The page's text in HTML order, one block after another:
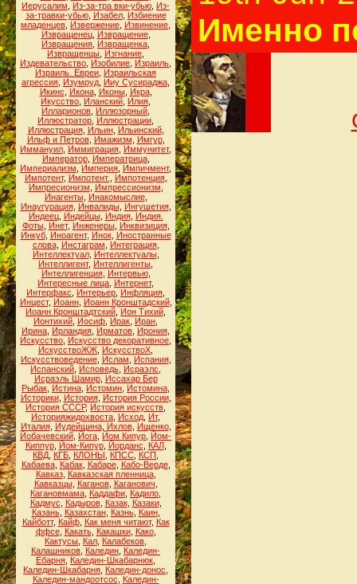
Иерусалим
Из-за-тра вки-убью Из-
за-травки-убью, Изабел, Избиение
младенцев Извержение Извинение
Извращенец, Извращение,
Извращения Извращенка
Извращенцы Изгнание
Издевательство Изобилие Израиль
Израиль. Евреи Израильская
агрессия Изумруд Ииу Сусираджа
Икинс
Икона, Иконы, Икра,
Икусство Иланский Илия
Илларионов Иллюзорный
Иллюстратор Иллюстрации
Иллюстрация, Ильин, Ильинский,
Ильф и Петров, Имажизм Имгур,
Иммануил Иммиграция Иммунитет,
Император, Императрица,
Империализм
Империя Импичмент,
Импотент, Импотент. Импотенция,
Импресионизм
Импрессионизм
Инагенты, Инакомыслие,
Инаугурация, Инвалиды, Ингушетия,
Индеец, Индейцы, Индия, Индия.
Фоты, Инет, Инженеры, Инквизиция,
Инкуб, Иноагент, Инок, Иностранные
слова, Инстаграм Интеграция,
Интеллектуал, Интеллектуалы,
Интеллигент, Интеллигенты
Интеллигенция, Интервью,
Интересные лица Интернет,
Интерфакс
Интерьер Инфляция
Инцест, Иоанн, Иоанн Кронштадский,
Иоанн Кронштадтский Ион Тихий
Ионтихий Иосиф Ирак Иран
Ирина Ирландия Ирматов Ирония
Искусство Искусство декоративное
ИскусствоЖЖ ИскусствоХ
Искусствоведение, Ислам Испания,
Испанский Исповедь Исраэлс
Исраэль Шамир, Иссахар Бер
Рыбак Истина Истомин Истомина
Историки, История, История России,
История СССР, История искусств
Историяжидохвоста Исход Ит,
Италия, Иудейщина, Ихлов, Ищенко,
Йобачевский Йога Йом Кипур Йом-
Киппур, Йом-Кипур, Йорданс КАЛ,
КВД КГБ КЛОНЫ КПСС КСП
Кабаева, Кабак, Кабаре, Кабо-Верде,
Кавказ, Кавказская пленница,
Кавказцы, Каганов, Каганович
Кагановмама Каддафи Кадило
Кадмус
Кадыров, Казак, Казаки,
Казань, Казахстан, Казнь, Каин,
Кайботт, Кайф, Как меня читают, Как
ффсе, Какать, Какашки, Како,
Кактусы Кал Калабеков
Калашников Каледин Каледин-
Ебарня Каледин-Шкабарнюк
Каледин-Шкабарня Каледин-донос
Каледин-мандоотсос
Каледин-
Именно